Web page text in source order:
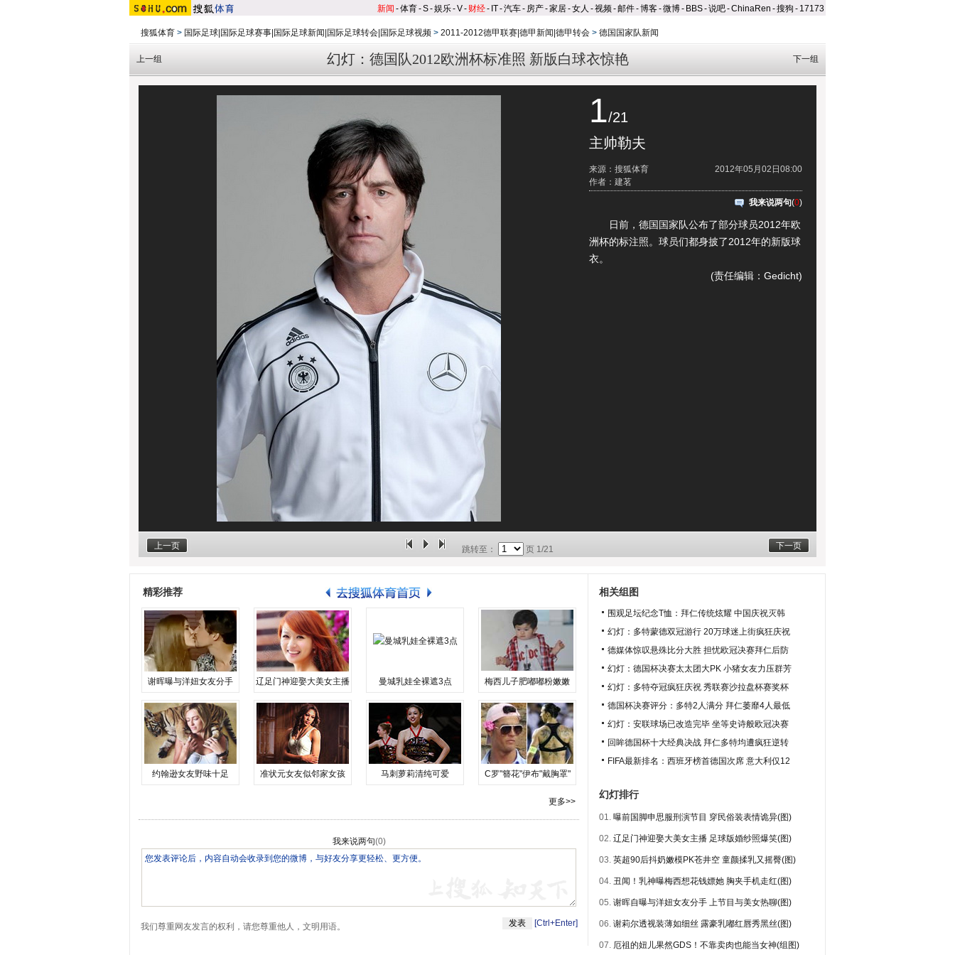
新闻 -体育-S-娱乐-V- 财经- IT-汽车- 房产-家居-女人 -视频-邮件-博客-微博- BBS-说吧-ChinaRen -搜狗 - 17173
搜狐体育 > 国际足球|国际足球赛事|国际足球新闻|国际足球转会|国际足球视频 > 2011-2012德甲联赛|德甲新闻|德甲转会 > 德国国家队新闻
幻灯：德国队2012欧洲杯标准照 新版白球衣惊艳
上一组 下一组
1/21
主帅勒夫
2012年05月02日08:00
来源：搜狐体育
作者：建茗
我来说两句(0)
日前，德国国家队公布了部分球员2012年欧
洲杯的标注照。球员们都身披了2012年的新版球
衣。
(责任编辑：Gedicht)
上一页 下一页
跳转至： 页 1/21
精彩推荐
谢晖曝与洋妞女友分手 辽足门神迎娶大美女主播 曼城乳娃全裸遮3点 梅西儿子肥嘟嘟粉嫩嫩
约翰逊女友野味十足 准状元女友似邻家女孩 马刺萝莉清纯可爱 C罗"簪花"伊布"戴胸罩"
更多>>
我来说两句(0)
我们尊重网友发言的权利，请您尊重他人，文明用语。 [Ctrl+Enter]
相关组图
围观足坛纪念T恤：拜仁传统炫耀 中国庆祝灭韩
幻灯：多特蒙德双冠游行 20万球迷上街疯狂庆祝
德媒体惊叹悬殊比分大胜 担忧欧冠决赛拜仁后防
幻灯：德国杯决赛太太团大PK 小猪女友力压群芳
幻灯：多特夺冠疯狂庆祝 秀联赛沙拉盘杯赛奖杯
德国杯决赛评分：多特2人满分 拜仁萎靡4人最低
幻灯：安联球场已改造完毕 坐等史诗般欧冠决赛
回眸德国杯十大经典决战 拜仁多特均遭疯狂逆转
FIFA最新排名：西班牙榜首德国次席 意大利仅12
幻灯排行
01. 曝前国脚申思服刑演节目 穿民俗装表情诡异(图)
02. 辽足门神迎娶大美女主播 足球版婚纱照爆笑(图)
03. 英超90后抖奶嫩模PK苍井空 童颜揉乳又摇臀(图)
04. 丑闻！乳神曝梅西想花钱嫖她 胸夹手机走红(图)
05. 谢晖自曝与洋妞女友分手 上节目与美女热聊(图)
06. 谢莉尔透视装薄如细丝 露豪乳嘟红唇秀黑丝(图)
07. 厄祖的妞儿果然GDS！不靠卖肉也能当女神(组图)